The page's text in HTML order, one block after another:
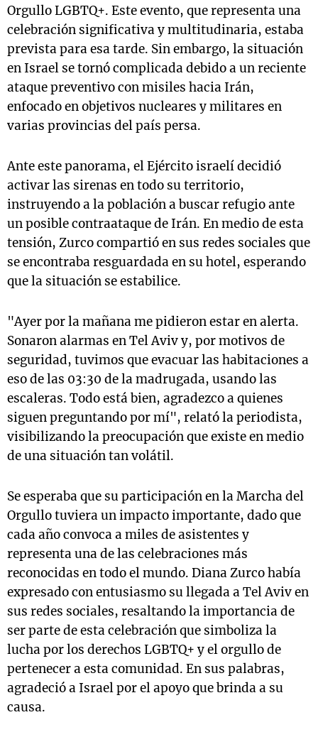
Orgullo LGBTQ+. Este evento, que representa una
celebración significativa y multitudinaria, estaba
prevista para esa tarde. Sin embargo, la situación
en Israel se tornó complicada debido a un reciente
ataque preventivo con misiles hacia Irán,
enfocado en objetivos nucleares y militares en
varias provincias del país persa.
Ante este panorama, el Ejército israelí decidió
activar las sirenas en todo su territorio,
instruyendo a la población a buscar refugio ante
un posible contraataque de Irán. En medio de esta
tensión, Zurco compartió en sus redes sociales que
se encontraba resguardada en su hotel, esperando
que la situación se estabilice.
"Ayer por la mañana me pidieron estar en alerta.
Sonaron alarmas en Tel Aviv y, por motivos de
seguridad, tuvimos que evacuar las habitaciones a
eso de las 03:30 de la madrugada, usando las
escaleras. Todo está bien, agradezco a quienes
siguen preguntando por mí", relató la periodista,
visibilizando la preocupación que existe en medio
de una situación tan volátil.
Se esperaba que su participación en la Marcha del
Orgullo tuviera un impacto importante, dado que
cada año convoca a miles de asistentes y
representa una de las celebraciones más
reconocidas en todo el mundo. Diana Zurco había
expresado con entusiasmo su llegada a Tel Aviv en
sus redes sociales, resaltando la importancia de
ser parte de esta celebración que simboliza la
lucha por los derechos LGBTQ+ y el orgullo de
pertenecer a esta comunidad. En sus palabras,
agradeció a Israel por el apoyo que brinda a su
causa.